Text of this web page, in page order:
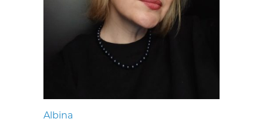
Albina